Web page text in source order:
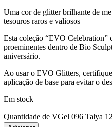
Uma cor de glitter brilhante de
tesouros raros e valiosos
Esta coleção “EVO Celebration”
proeminentes dentro de Bio
aniversário.
Ao usar o EVO Glitters,
aplicação de base para evitar o
Em stock
Quantidade de VGel 096 Talya